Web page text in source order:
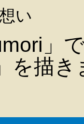
い
」
を描